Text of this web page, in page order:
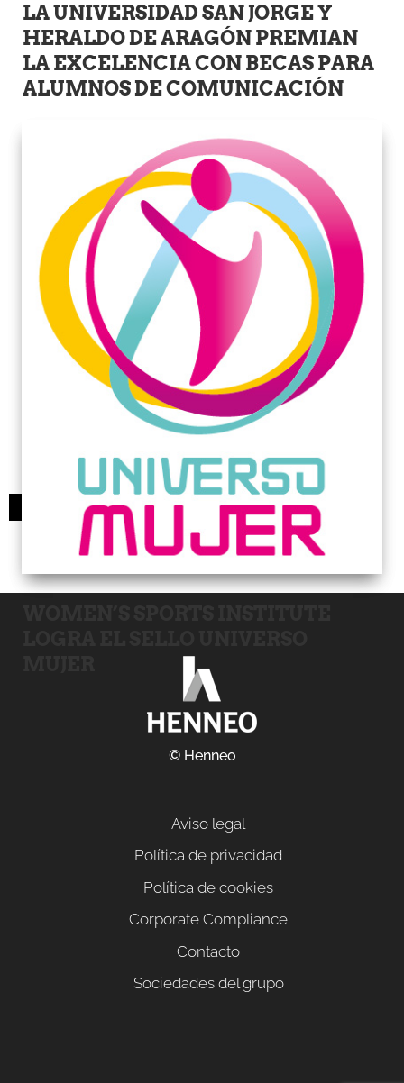
LA UNIVERSIDAD SAN JORGE Y
HERALDO DE ARAGÓN PREMIAN
LA EXCELENCIA CON BECAS PARA
ALUMNOS DE COMUNICACIÓN
« Entradas más antiguas
© Henneo
Aviso legal
Política de privacidad
Política de cookies
Corporate Compliance
Contacto
Sociedades del grupo